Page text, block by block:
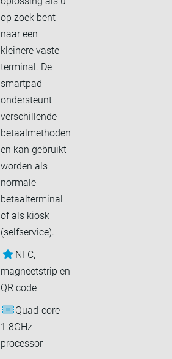
op zoek bent
naar een
kleinere vaste
terminal. De
smartpad
ondersteunt
verschillende
betaalmethoden
en kan gebruikt
worden als
normale
betaalterminal
of als kiosk
(selfservice).
NFC,
magneetstrip en
QR code
Quad-core
1.8GHz
processor